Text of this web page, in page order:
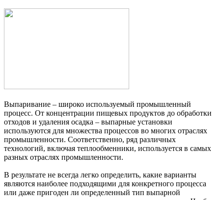
Выпаривание – широко используемый промышленный
процесс. От концентрации пищевых продуктов до обработки
отходов и удаления осадка – выпарные установки
используются для множества процессов во многих отраслях
промышленности. Соответственно, ряд различных
технологий, включая теплообменники, используется в самых
разных отраслях промышленности.
В результате не всегда легко определить, какие варианты
являются наиболее подходящими для конкретного процесса
или даже пригоден ли определенный тип выпарной